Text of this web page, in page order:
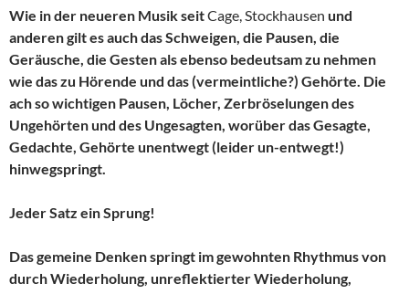
Wie in der neueren Musik seitCage, Stockhausen und
anderen gilt es auch das Schweigen, die Pausen, die
Geräusche, die Gesten als ebenso bedeutsam zu nehmen
wie das zu Hörende und das (vermeintliche?) Gehörte. Die
ach so wichtigen Pausen, Löcher, Zerbröselungen des
Ungehörten und des Ungesagten, worüber das Gesagte,
Gedachte, Gehörte unentwegt (leider un-entwegt!)
hinwegspringt.
Jeder Satz ein Sprung!
Das gemeine Denken springt im gewohnten Rhythmus von
durch Wiederholung, unreflektierter Wiederholung,